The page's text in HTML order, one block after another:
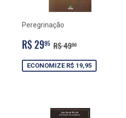
Peregrinação
PREÇO
PROMOCIONAL
R$ 2995 R$
29,95
PREÇO NORMAL
R$ 4990
ECONOMIZE R$ 19,95